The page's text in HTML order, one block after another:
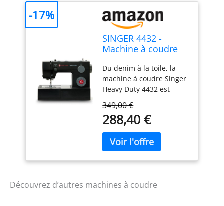
SINGER 4432 -
Machine à coudre
Du denim à la toile, la
machine à coudre Singer
Heavy Duty 4432 est
robustes.
349,00 €
288,40 €
-17%
Découvrez d’autres machines à coudre